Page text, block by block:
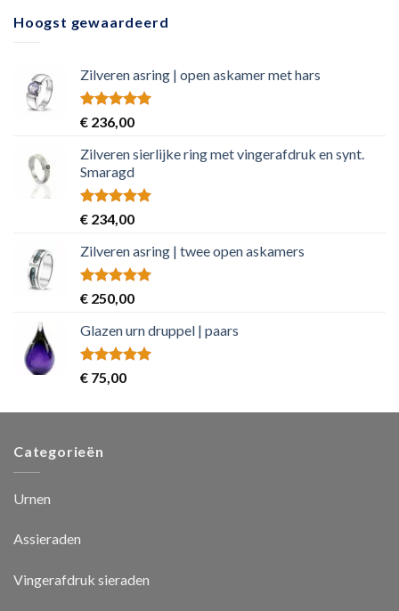
Hoogst gewaardeerd
Zilveren asring | open askamer met hars
Rated5.00
out of 5
€ 236,00
Zilveren sierlijke ring met vingerafdruk en synt.
Smaragd
Rated5.00
out of 5
€ 234,00
Zilveren asring | twee open askamers
Rated5.00
out of 5
€ 250,00
Glazen urn druppel | paars
Rated5.00
out of 5
€ 75,00
Categorieën
Urnen
Assieraden
Vingerafdruk sieraden